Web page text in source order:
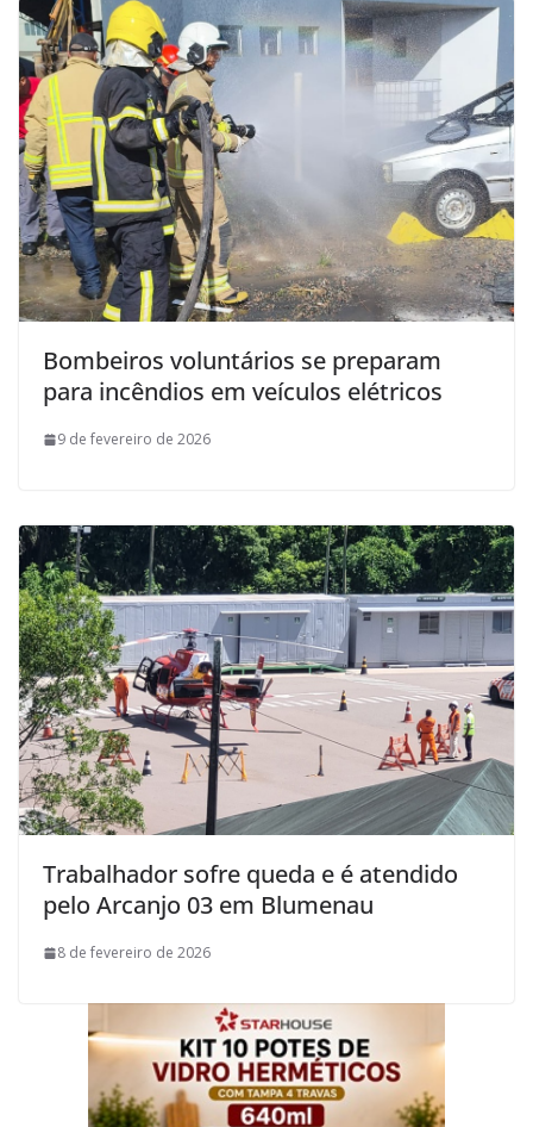
Bombeiros voluntários se preparam
para incêndios em veículos elétricos
9 de fevereiro de 2026
Trabalhador sofre queda e é atendido
pelo Arcanjo 03 em Blumenau
8 de fevereiro de 2026